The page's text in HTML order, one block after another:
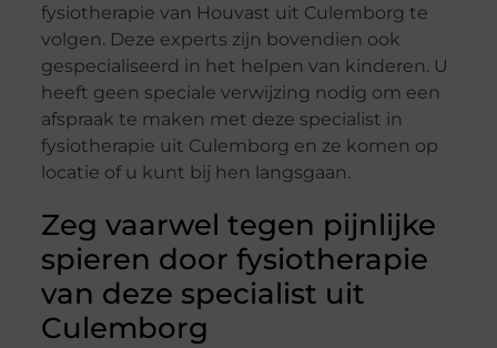
fysiotherapie van Houvast uit Culemborg te
volgen. Deze experts zijn bovendien ook
gespecialiseerd in het helpen van kinderen. U
heeft geen speciale verwijzing nodig om een
afspraak te maken met deze specialist in
fysiotherapie uit Culemborg en ze komen op
locatie of u kunt bij hen langsgaan.
Zeg vaarwel tegen pijnlijke
spieren door fysiotherapie
van deze specialist uit
Culemborg